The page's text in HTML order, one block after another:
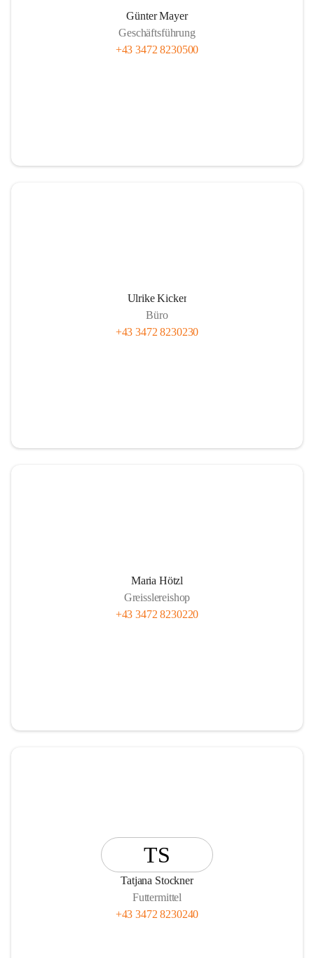
Günter Mayer
Geschäftsführung
+43 3472 8230500
Ulrike Kicker
Büro
+43 3472 8230230
Maria Hötzl
Greisslereishop
+43 3472 8230220
TS
Tatjana Stockner
Futtermittel
+43 3472 8230240